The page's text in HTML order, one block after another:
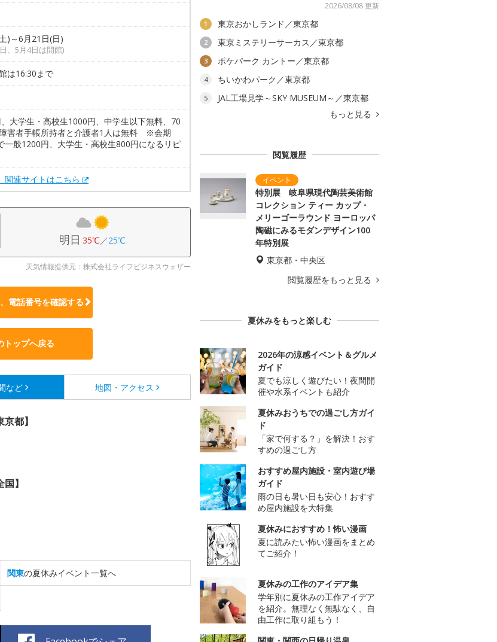
)～6月21日(日)
、5月4日は開館)
は16:30まで
大学生・高校生1000円、中学生以下無料、70
害者手帳所持者と介護者1人は無料 ※会期
一般1200円、大学生・高校生800円になるリピ
関連サイトはこちら
明日 35℃／25℃
天気情報提供元：株式会社ライフビジネスウェザー
電話番号を確認する
トップへ戻る
など 地図・アクセス
都】
】
関東の夏休みイベント一覧へ
2026/08/08 更新
1 東京おかしランド／東京都
2 東京ミステリーサーカス／東京都
3 ポケパーク カントー／東京都
4 ちいかわパーク／東京都
5
JAL工場見学～SKY MUSEUM～／東京都
もっと見る
閲覧履歴
特別展 岐阜県現代陶芸美術館
コレクション ティー カップ・
メリーゴーラウンド ヨーロッパ
陶磁にみるモダンデザイン100
年特別展
東京都・中央区
閲覧履歴をもっと見る
夏休みをもっと楽しむ
2026年の涼感イベント＆グルメ
ガイド
夏でも涼しく遊びたい！夜間開
催や水系イベントも紹介
夏休みおうちでの過ごし方ガイ
ド
「家で何する？」を解決！おす
すめの過ごし方
おすすめ屋内施設・室内遊び場
ガイド
雨の日も暑い日も安心！おすす
め屋内施設を大特集
夏休みにおすすめ！怖い漫画
夏に読みたい怖い漫画をまとめ
てご紹介！
夏休みの工作のアイデア集
学年別に夏休みの工作アイデア
を紹介。無理なく無駄なく、自
由工作に取り組もう！